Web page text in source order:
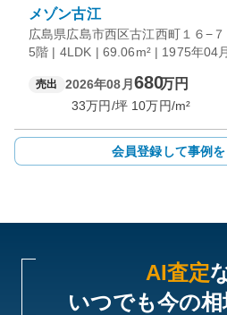
メゾン古江
広島県広島市西区古江西町１６−７
5階 | 4LDK | 69.06m² | 1975年04月
売出 2026年08月 680万円
33万円/坪 10万円/m²
会員登録して事例
AI査定
いつでも今の